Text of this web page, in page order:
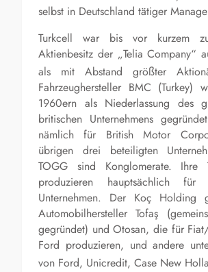
selbst in Deutschland tätiger
Turkcell war bis vor kurzem
Aktienbesitz der „Telia Company“
als mit Abstand größter
Fahrzeughersteller BMC (Turkey)
1960ern als Niederlassung des
britischen Unternehmens
nämlich für British Motor
übrigen drei beteiligten
TOGG sind Konglomerate. Ihre
produzieren hauptsächlich für
Unternehmen. Der Koç Holding
Automobilhersteller Tofaş
gegründet) und Otosan, die für
Ford produzieren, und andere
von Ford, Unicredit, Case New